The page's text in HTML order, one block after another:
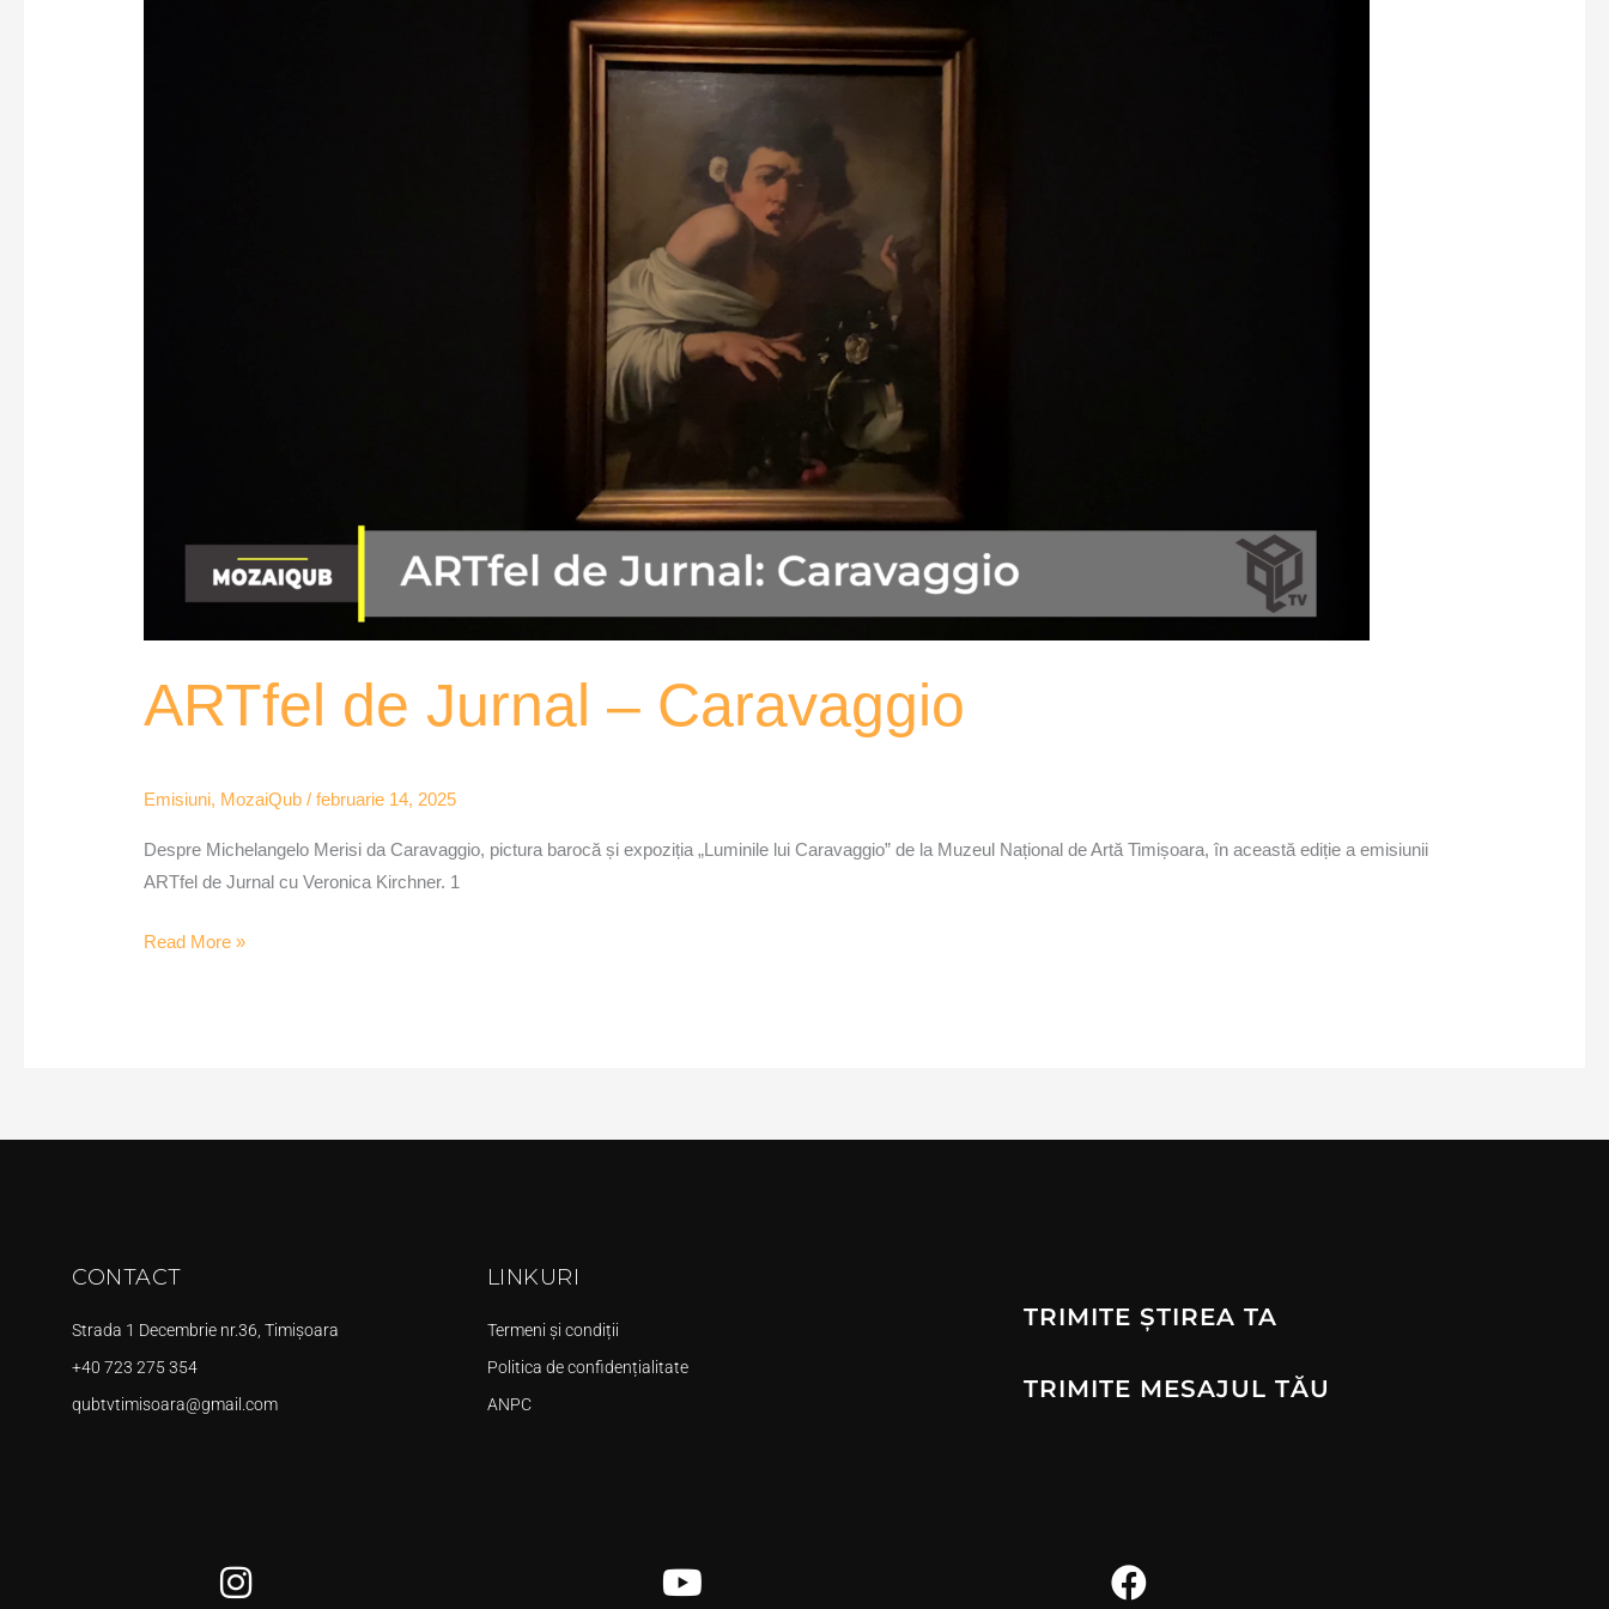
ARTfel de Jurnal – Caravaggio
Emisiuni, MozaiQub /februarie 14, 2025
Despre Michelangelo Merisi da Caravaggio, pictura barocă și expoziția „Luminile lui Caravaggio” de la Muzeul Național de Artă Timișoara, în această ediție a emisiunii
ARTfel de Jurnal cu Veronica Kirchner. 1
Read More »
CONTACT
Strada 1 Decembrie nr.36, Timișoara
+40 723 275 354
qubtvtimisoara@gmail.com
LINKURI
Termeni și condiții
Politica de confidențialitate
ANPC
TRIMITE ȘTIREA TA
TRIMITE MESAJUL TĂU